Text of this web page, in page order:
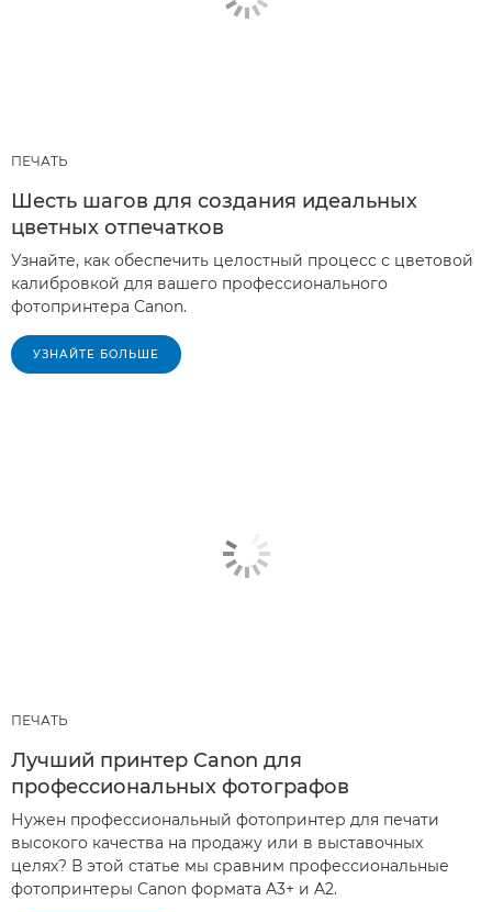
ПЕЧАТЬ
Шесть шагов для создания идеальных
цветных отпечатков
Узнайте, как обеспечить целостный процесс с цветовой
калибровкой для вашего профессионального
фотопринтера Canon.
УЗНАЙТЕ БОЛЬШЕ
ПЕЧАТЬ
Лучший принтер Canon для
профессиональных фотографов
Нужен профессиональный фотопринтер для печати
высокого качества на продажу или в выставочных
целях? В этой статье мы сравним профессиональные
фотопринтеры Canon формата A3+ и A2.